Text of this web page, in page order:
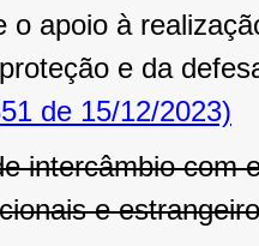
o apoio à
e da
de 15/12/2023)
intercâmbio com
e